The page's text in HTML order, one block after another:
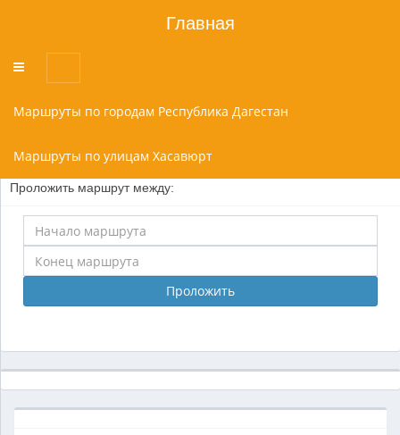
Главная
Переключатель
меню
Маршруты по городам Республика Дагестан
Маршруты по улицам Хасавюрт
Проложить маршрут между:
Проложить